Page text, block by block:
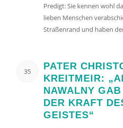
Predigt: Sie kennen wohl
lieben Menschen
Straßenrand und haben
35
PATER
KREITMEIR:
NAWALNY
DER KRAFT
GEISTES“